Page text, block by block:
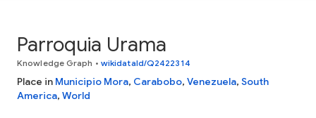
Parroquia Urama
Knowledge Graph • wikidataId/Q2422314
Place in Municipio Mora, Carabobo, Venezuela, South
America, World